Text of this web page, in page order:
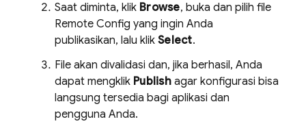
Saat diminta, klik Browse, buka dan pilih file
Remote Config yang ingin Anda
publikasikan, lalu klik Select.
File akan divalidasi dan, jika berhasil, Anda
dapat mengklik Publishagar konfigurasi bisa
langsung tersedia bagi aplikasi dan
pengguna Anda.